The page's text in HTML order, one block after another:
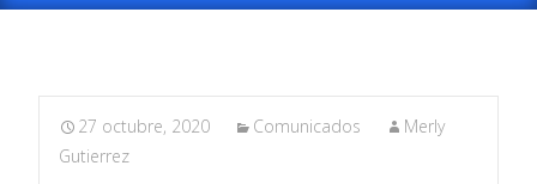
27 octubre, 2020 Comunicados
Merly
Gutierrez